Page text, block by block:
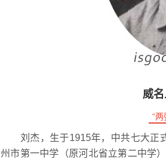
威
“
刘杰，生于1915年，中共七大正
州市第一中学（原河北省立第二中学